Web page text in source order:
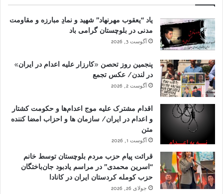
یاد “یعقوب مهرنهاد” شهید و نمادِ مبارزه و مقاومت
مدنی در بلوچستان گرامی باد
آگوست 3, 2026
پنجمین روز تحصن «کارزار علیه اعدام در ایران»
در لندن/ عکس تجمع
آگوست 2, 2026
اقدام مشترک علیه موج اعدام‌ها و حکومت کشتار
و اعدام در ایران/ سازمان ها و احزاب امضا کننده
متن
آگوست 1, 2026
قرائت پیام حزب مردم بلوچستان توسط خانم
“اسرین محمدی” در مراسم یادبود جان‌باختگان
حزب کومله کردستان ایران در کانادا
جولای 26, 2026